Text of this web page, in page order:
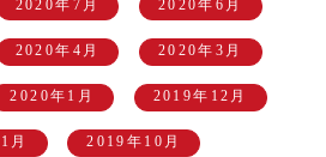
2020年7月 2020年6月
2020年4月 2020年3月
2020年1月 2019年12月
月 2019年10月